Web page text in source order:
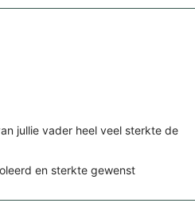
jullie vader heel veel sterkte de
en sterkte gewenst